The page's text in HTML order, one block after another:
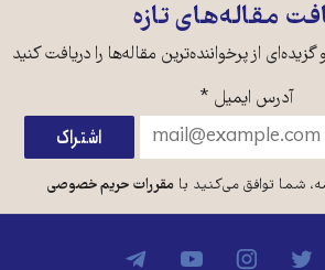
مقاله‌های تازه
از پرخواننده‌ترین مقاله‌ها را دریافت کنید
آدرس ایمیل *
شما توافق می‌کنید بامقررات حریم خصوصی